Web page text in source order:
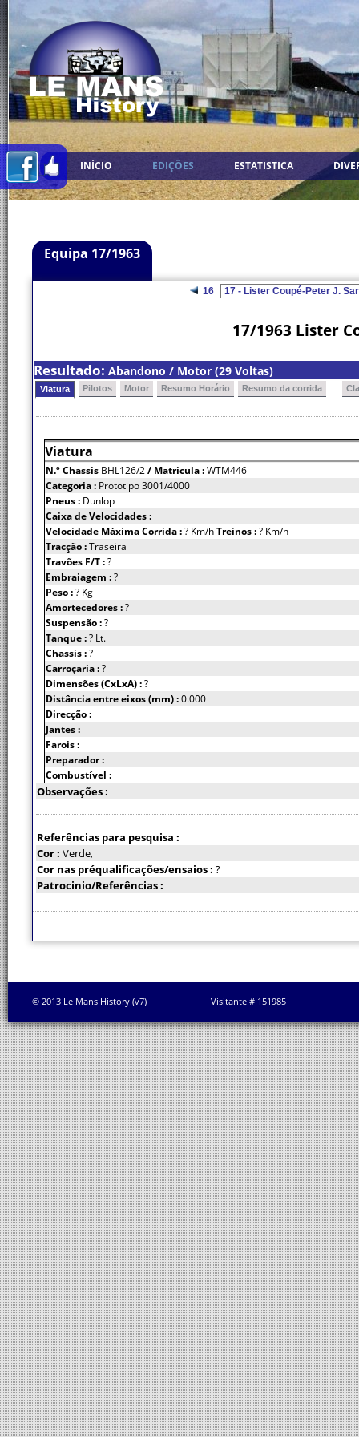
INÍCIO EDIÇÕES ESTATISTICA
Equipa 17/1963
16
17/1963 Lister
Resultado: Abandono / Motor (29 Voltas)
Viatura Pilotos Motor Resumo Horário Resumo da corrida
Viatura
N.º Chassis BHL126/2/ Matricula :WTM446
Categoria : Prototipo 3001/4000
Pneus : Dunlop
Caixa de Velocidades :
Velocidade Máxima Corrida :? Km/hTreinos :? Km/h
Tracção :Traseira
Travões F/T :?
Embraiagem :?
Peso :? Kg
Amortecedores :?
Suspensão :?
Tanque :? Lt.
Chassis :?
Carroçaria :?
Dimensões (CxLxA) :?
Distância entre eixos (mm) :0.000
Direcção :
Jantes :
Farois :
Preparador :
Combustível :
Observações :
Referências para pesquisa :
Cor : Verde,
Cor nas préqualificações/ensaios : ?
Patrocinio/Referências :
© 2013 Le Mans History (v7) Visitante # 151985